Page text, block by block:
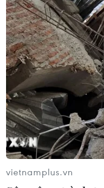
vietnamplus.vn